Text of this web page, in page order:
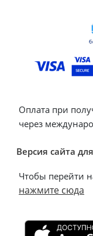
Оплата при
через
Версия сайта
Чтобы перейти
нажмите сюда